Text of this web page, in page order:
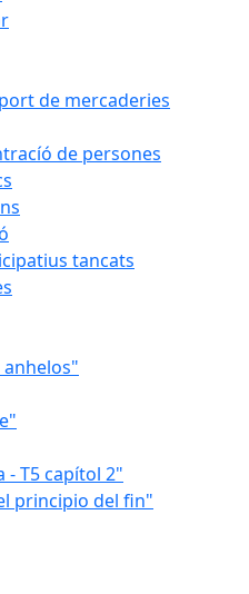
de mercaderies
de persones
tancats
anhelos"
- T5 capítol 2"
principio del fin"